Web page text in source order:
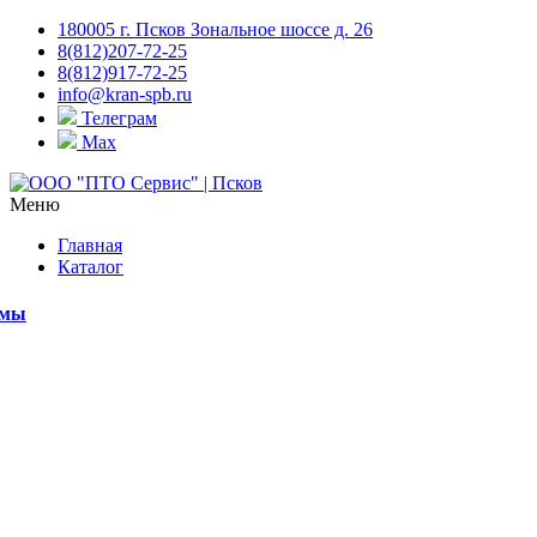
180005 г. Псков Зональное шоссе д. 26
8(812)207-72-25
8(812)917-72-25
info@kran-spb.ru
Телеграм
Max
Меню
Главная
Каталог